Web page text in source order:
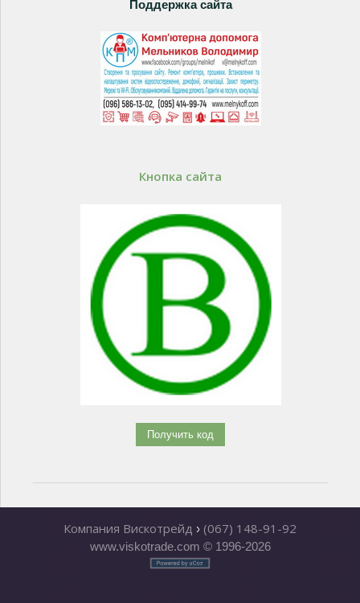
Поддержка сайта
Кнопка сайта
Компания Вискотрейд › (067) 148-91-92
www.viskotrade.com © 1996-2026